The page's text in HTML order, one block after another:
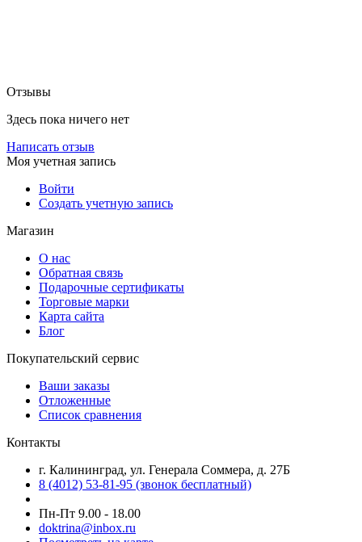
Отзывы
Здесь пока ничего нет
Написать отзыв
Моя учетная запись
Войти
Создать учетную запись
Магазин
О нас
Обратная связь
Подарочные сертификаты
Торговые марки
Карта сайта
Блог
Покупательский сервис
Ваши заказы
Отложенные
Список сравнения
Контакты
г. Калининград, ул. Генерала Соммера, д. 27Б
8 (4012) 53-81-95 (звонок бесплатный)
Пн-Пт 9.00 - 18.00
doktrina@inbox.ru